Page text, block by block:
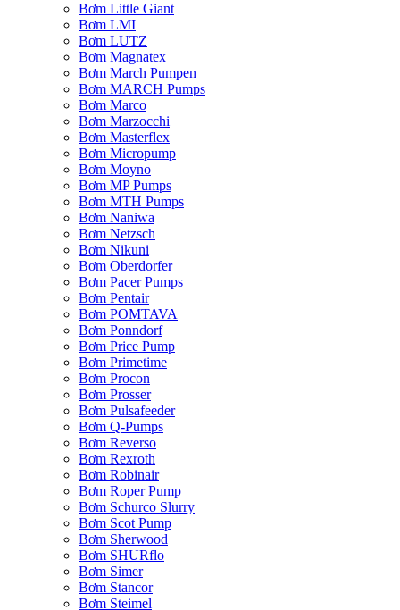
Bơm Little Giant
Bơm LMI
Bơm LUTZ
Bơm Magnatex
Bơm March Pumpen
Bơm MARCH Pumps
Bơm Marco
Bơm Marzocchi
Bơm Masterflex
Bơm Micropump
Bơm Moyno
Bơm MP Pumps
Bơm MTH Pumps
Bơm Naniwa
Bơm Netzsch
Bơm Nikuni
Bơm Oberdorfer
Bơm Pacer Pumps
Bơm Pentair
Bơm POMTAVA
Bơm Ponndorf
Bơm Price Pump
Bơm Primetime
Bơm Procon
Bơm Prosser
Bơm Pulsafeeder
Bơm Q-Pumps
Bơm Reverso
Bơm Rexroth
Bơm Robinair
Bơm Roper Pump
Bơm Schurco Slurry
Bơm Scot Pump
Bơm Sherwood
Bơm SHURflo
Bơm Simer
Bơm Stancor
Bơm Steimel